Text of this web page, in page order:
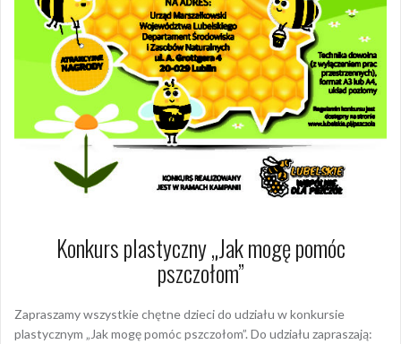
Konkurs plastyczny „Jak mogę pomóc
pszczołom”
Zapraszamy wszystkie chętne dzieci do udziału w konkursie
plastycznym „Jak mogę pomóc pszczołom”. Do udziału zapraszają: